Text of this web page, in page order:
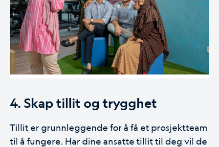
4. Skap tillit og trygghet
Tillit er grunnleggende for å få et prosjektteam
til å fungere. Har dine ansatte tillit til deg vil de